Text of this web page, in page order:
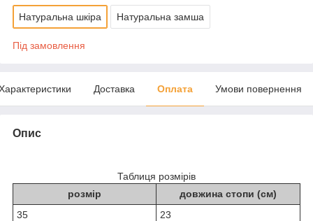
Натуральна шкіра Натуральна замша
Під замовлення
Доставка Оплата Умови повернення
Опис
Таблиця розмірів
розмір
довжина стопи (см)
35
23